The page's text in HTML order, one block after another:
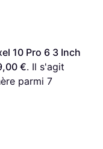
10 Pro 6 3 Inch
€. Il s'agit
parmi 7